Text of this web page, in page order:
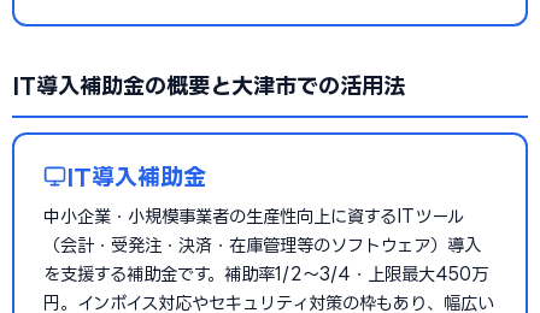
IT導入補助金の概要と大津市での活用法
IT導入補助金
中小企業・小規模事業者の生産性向上に資するITツール
（会計・受発注・決済・在庫管理等のソフトウェア）導入
を支援する補助金です。補助率1/2〜3/4・上限最大450万
円。インボイス対応やセキュリティ対策の枠もあり、幅広い